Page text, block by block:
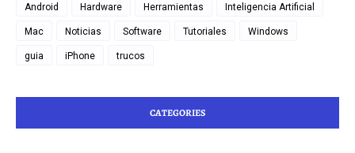
Android Hardware Herramientas Inteligencia Artificial
Mac Noticias Software Tutoriales Windows
guia iPhone trucos
CATEGORIES